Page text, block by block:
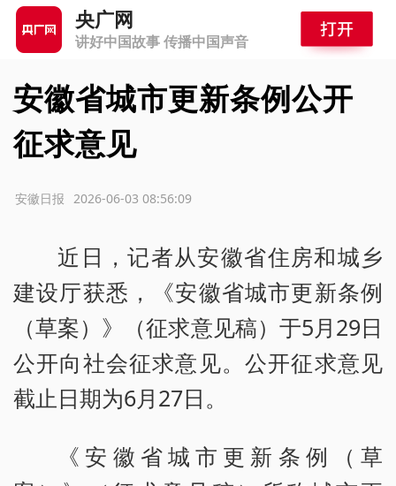
央广网
讲好中国故事 传播中国声音
安徽省城市更新条例公开
征求意见
2026-06-03 08:56:09
安徽日报
近日，记者从安徽省住房和城乡
建设厅获悉，《安徽省城市更新条例
（草案）》（征求意见稿）于5月29日
公开向社会征求意见。公开征求意见
截止日期为6月27日。
《安徽省城市更新条例（草